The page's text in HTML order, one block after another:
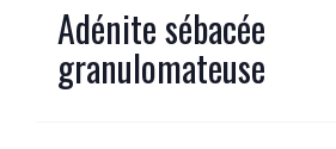
Adénite sébacée
granulomateuse